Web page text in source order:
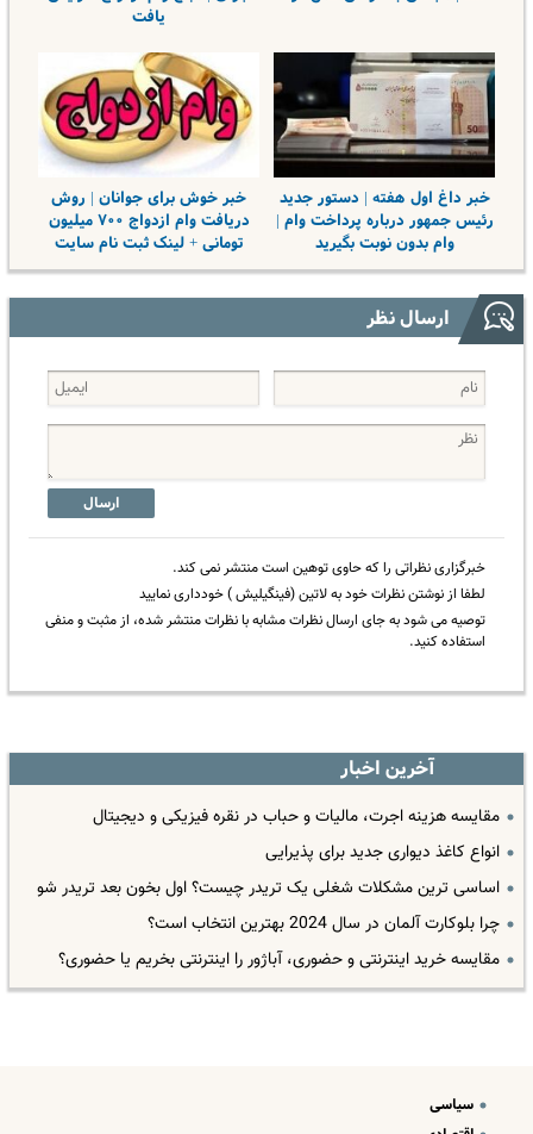
یافت
خبر داغ اول هفته | دستور جدید
رئیس جمهور درباره پرداخت وام |
وام بدون نوبت بگیرید
خبر خوش برای جوانان | روش
دریافت وام ازدواج ۷۰۰ میلیون
تومانی + لینک ثبت نام سایت
ارسال نظر
ارسال
خبرگزاری نظراتی را که حاوی توهین است منتشر نمی کند.
لطفا از نوشتن نظرات خود به لاتین (فینگیلیش ) خودداری نمایید
توصیه می شود به جای ارسال نظرات مشابه با نظرات منتشر شده، از مثبت و منفی
استفاده کنید.
آخرین اخبار
مقایسه هزینه اجرت، مالیات و حباب در نقره فیزیکی و دیجیتال
انواع کاغذ دیواری جدید برای پذیرایی
اساسی ترین مشکلات شغلی یک تریدر چیست؟ اول بخون بعد تریدر شو
چرا بلوکارت آلمان در سال 2024 بهترین انتخاب است؟
مقایسه خرید اینترنتی و حضوری، آباژور را اینترنتی بخریم یا حضوری؟
سیاسی